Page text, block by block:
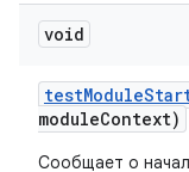
void
testModule
moduleContext)
Сообщает о